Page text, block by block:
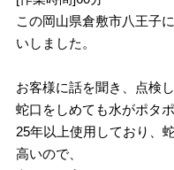
この岡山県倉敷市八王子
いしました。
お客様に話を聞き、点検し
蛇口をしめても水がポタ
25年以上使用しており、
高いので、